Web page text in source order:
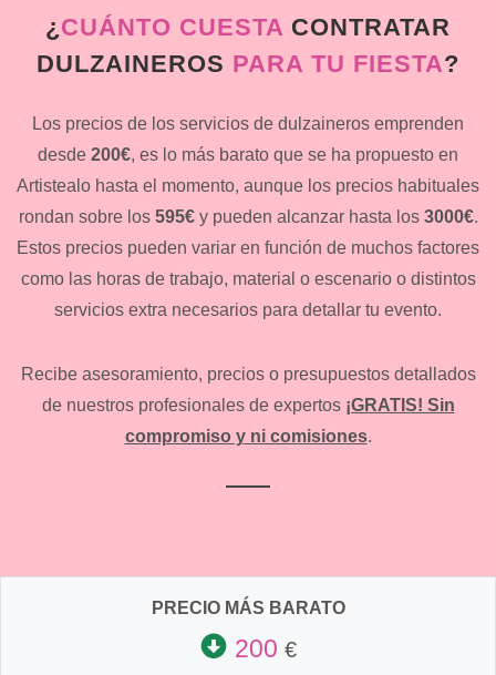
¿CUÁNTO CUESTA CONTRATAR
DULZAINEROS PARA TU FIESTA?
Los precios de los servicios de dulzaineros emprenden
desde 200€, es lo más barato que se ha propuesto en
Artistealo hasta el momento, aunque los precios habituales
rondan sobre los 595€y pueden alcanzar hasta los 3000€.
Estos precios pueden variar en función de muchos factores
como las horas de trabajo, material o escenario o distintos
servicios extra necesarios para detallar tu evento.
Recibe asesoramiento, precios o presupuestos detallados
de nuestros profesionales de expertos ¡GRATIS! Sin
compromiso y ni comisiones.
PRECIO MÁS BARATO
200 €